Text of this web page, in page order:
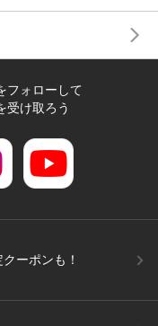
フォローして
受け取ろう
ーポンも！